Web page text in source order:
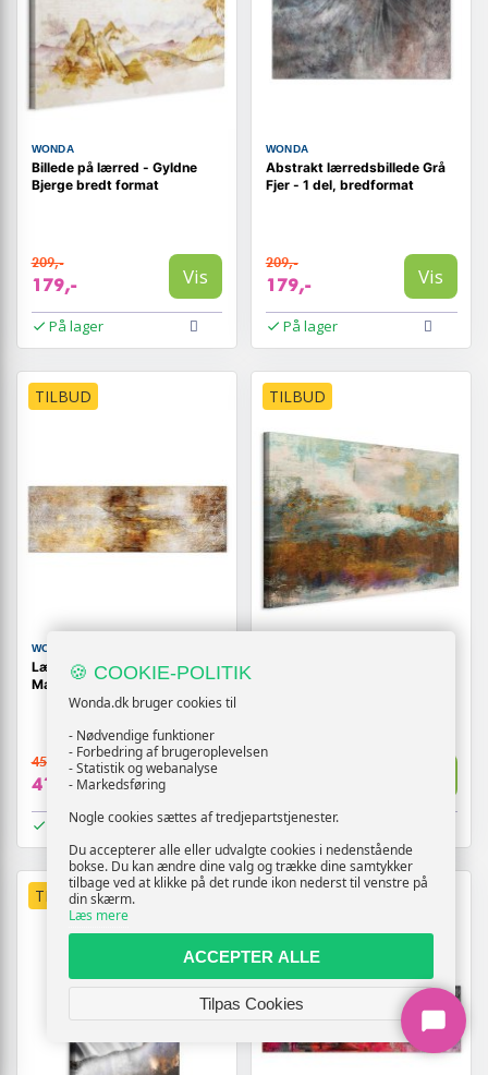
WONDA
Billede på lærred - Gyldne
Bjerge bredt format
209,-
179,- Vis
På lager
WONDA
Abstrakt lærredsbillede Grå
Fjer - 1 del, bredformat
209,-
179,- Vis
På lager
TILBUD
WONDA
Lærredsbillede - Luksusens
Magi 1-delt smalt abstrakt
459,-
419,- Vis
På lager
TILBUD
209,-
På lager
TILBUD
🍪 COOKIE-POLITIK
Wonda.dk bruger cookies til
- Nødvendige funktioner
- Forbedring af brugeroplevelsen
- Statistik og webanalyse
- Markedsføring
Nogle cookies sættes af tredjepartstjenester.
Du accepterer alle eller udvalgte cookies i nedenstående
bokse. Du kan ændre dine valg og trække dine samtykker
tilbage ved at klikke på det runde ikon nederst til venstre på
din skærm.
Læs mere
ACCEPTER ALLE
Tilpas Cookies